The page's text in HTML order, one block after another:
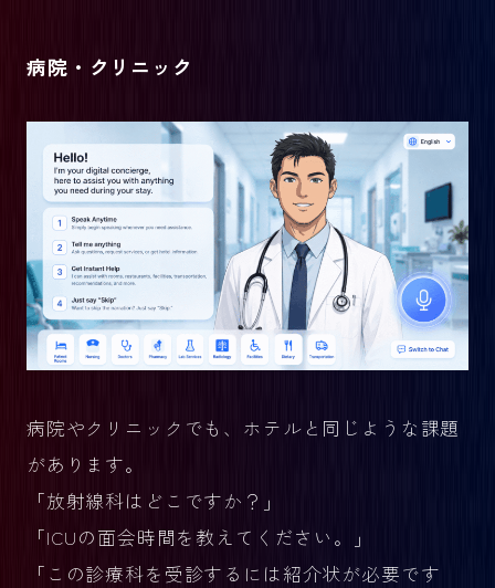
病院・クリニック
病院やクリニックでも、ホテルと同じような課題
があります。
「放射線科はどこですか？」
「ICUの面会時間を教えてください。」
「この診療科を受診するには紹介状が必要です